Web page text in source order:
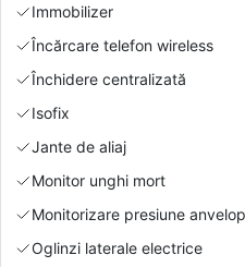
Immobilizer
Încărcare telefon wireless
Închidere centralizată
Isofix
Jante de aliaj
Monitor unghi mort
Monitorizare presiune
Oglinzi laterale electrice